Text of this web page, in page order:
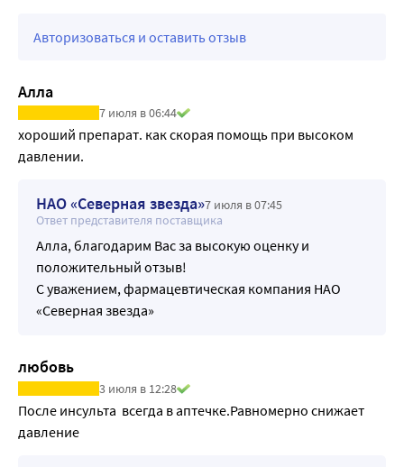
приняли.
Авторизоваться и оставить отзыв
Алла
7 июля в 06:44
хороший препарат. как скорая помощь при высоком
давлении.
НАО «Северная звезда»7 июля в 07:45
Ответ представителя поставщика
Алла, благодарим Вас за высокую оценку и
положительный отзыв!
С уважением, фармацевтическая компания НАО
«Северная звезда»
любовь
3 июля в 12:28
После инсульта  всегда в аптечке.Равномерно снижает
давление